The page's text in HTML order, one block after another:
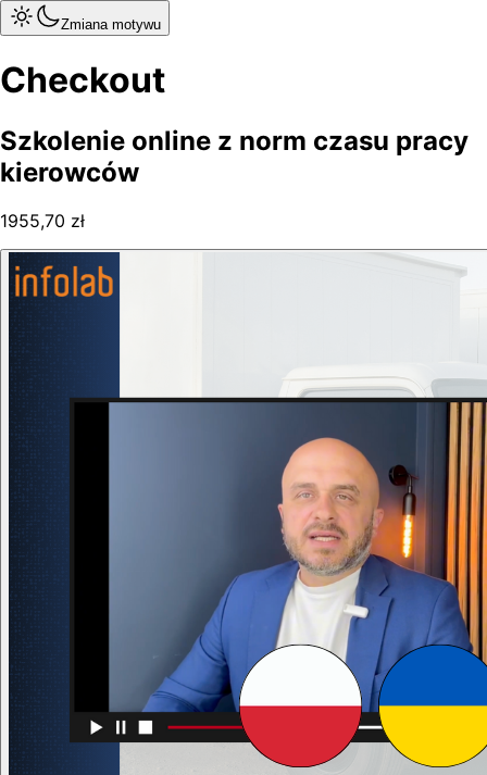
Zmiana motywu
Checkout
Szkolenie online z norm czasu pracy
kierowców
1955,70 zł